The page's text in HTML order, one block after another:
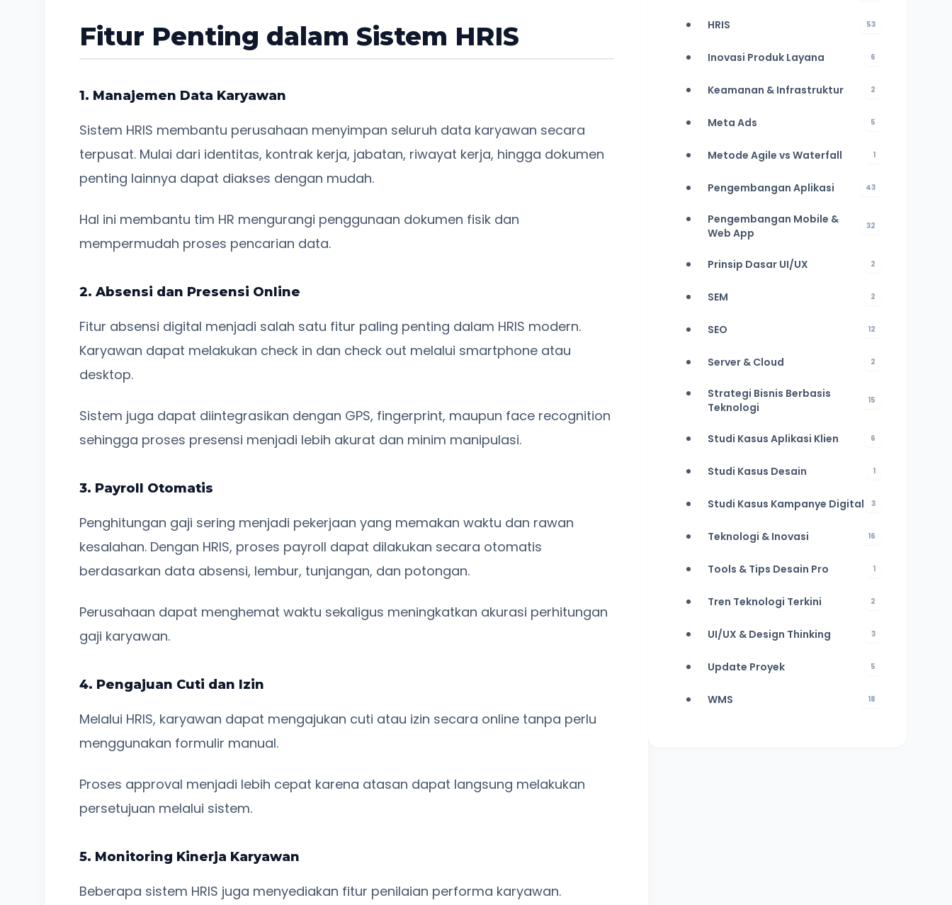
Fitur Penting dalam Sistem HRIS
1. Manajemen Data Karyawan
Sistem HRIS membantu perusahaan menyimpan seluruh data karyawan secara
terpusat. Mulai dari identitas, kontrak kerja, jabatan, riwayat kerja, hingga dokumen
penting lainnya dapat diakses dengan mudah.
Hal ini membantu tim HR mengurangi penggunaan dokumen fisik dan
mempermudah proses pencarian data.
2. Absensi dan Presensi Online
Fitur absensi digital menjadi salah satu fitur paling penting dalam HRIS modern.
Karyawan dapat melakukan check in dan check out melalui smartphone atau
desktop.
Sistem juga dapat diintegrasikan dengan GPS, fingerprint, maupun face recognition
sehingga proses presensi menjadi lebih akurat dan minim manipulasi.
3. Payroll Otomatis
Penghitungan gaji sering menjadi pekerjaan yang memakan waktu dan rawan
kesalahan. Dengan HRIS, proses payroll dapat dilakukan secara otomatis
berdasarkan data absensi, lembur, tunjangan, dan potongan.
Perusahaan dapat menghemat waktu sekaligus meningkatkan akurasi perhitungan
gaji karyawan.
4. Pengajuan Cuti dan Izin
Melalui HRIS, karyawan dapat mengajukan cuti atau izin secara online tanpa perlu
menggunakan formulir manual.
Proses approval menjadi lebih cepat karena atasan dapat langsung melakukan
persetujuan melalui sistem.
5. Monitoring Kinerja Karyawan
Beberapa sistem HRIS juga menyediakan fitur penilaian performa karyawan.
HRIS 53
Inovasi Produk Layana 6
Keamanan & Infrastruktur 2
Meta Ads 5
Metode Agile vs Waterfall 1
Pengembangan Aplikasi 43
Pengembangan Mobile &
Web App
32
Prinsip Dasar UI/UX 2
SEM 2
SEO 12
Server & Cloud 2
Strategi Bisnis Berbasis
Teknologi
15
Studi Kasus Aplikasi Klien 6
Studi Kasus Desain 1
Studi Kasus Kampanye Digital 3
Teknologi & Inovasi 16
Tools & Tips Desain Pro 1
Tren Teknologi Terkini 2
UI/UX & Design Thinking 3
Update Proyek 5
WMS 18